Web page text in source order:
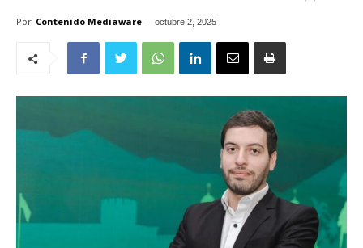
Por Contenido Mediaware - octubre 2, 2025